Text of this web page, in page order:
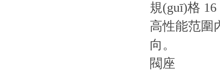
規(guī)格
高性能范圍
向。
閥座